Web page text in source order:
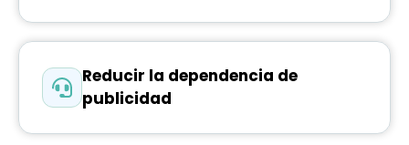
Reducir la dependencia de
publicidad